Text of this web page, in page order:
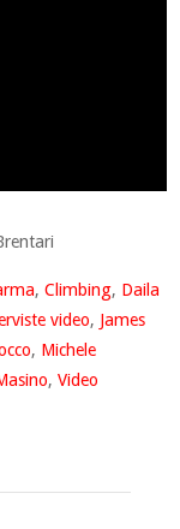
,Climbing, Daila
video, James
, Michele
,Video